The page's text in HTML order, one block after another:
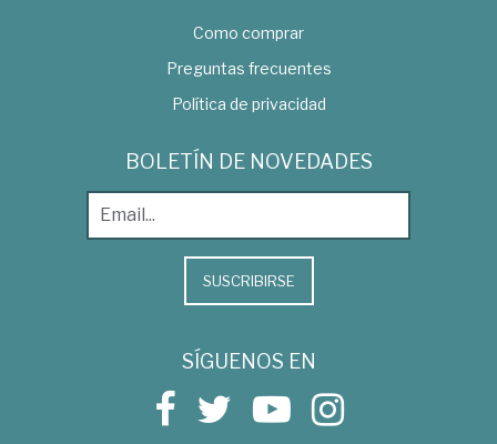
Como comprar
Preguntas frecuentes
Política de privacidad
BOLETÍN DE NOVEDADES
SUSCRIBIRSE
SÍGUENOS EN